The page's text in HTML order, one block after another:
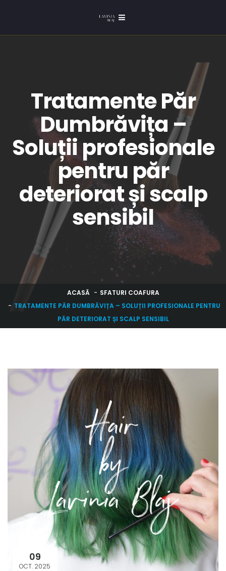
Tratamente Păr
Dumbrăvița –
Soluții profesionale
pentru păr
deteriorat și scalp
sensibil
ACASĂ
SFATURI COAFURA
TRATAMENTE PĂR DUMBRĂVIȚA – SOLUȚII PROFESIONALE PENTRU
PĂR DETERIORAT ȘI SCALP SENSIBIL
09
OCT. 2025